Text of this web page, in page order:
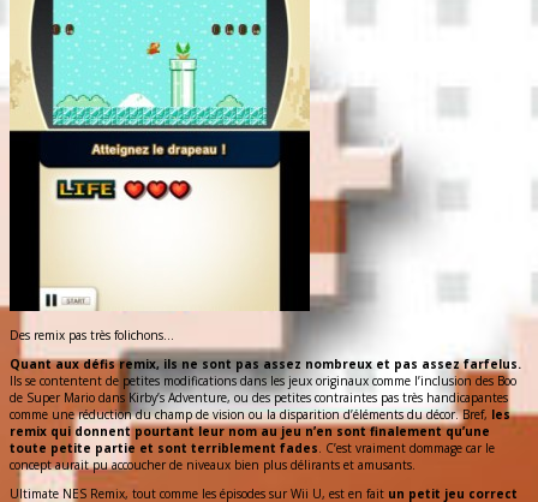
Des remix pas très folichons…
Quant aux défis remix, ils ne sont pas assez nombreux et pas assez farfelus.
Ils se contentent de petites modifications dans les jeux originaux comme l’inclusion des Boo
de Super Mario dans Kirby’s Adventure, ou des petites contraintes pas très handicapantes
comme une réduction du champ de vision ou la disparition d’éléments du décor. Bref, les
remix qui donnent pourtant leur nom au jeu n’en sont finalement qu’une
toute petite partie et sont terriblement fades. C’est vraiment dommage car le
concept aurait pu accoucher de niveaux bien plus délirants et amusants.
Ultimate NES Remix, tout comme les épisodes sur Wii U, est en fait un petit jeu correct